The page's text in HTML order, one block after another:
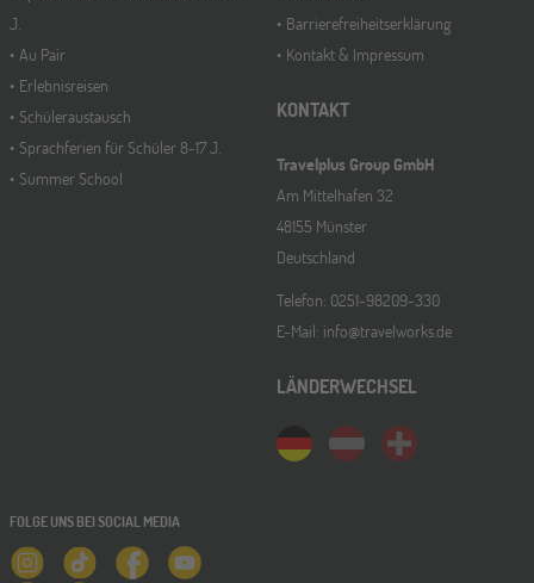
J.
Au Pair
Erlebnisreisen
Schüleraustausch
Sprachferien für Schüler 8-17 J.
Summer School
Barrierefreiheitserklärung
Kontakt & Impressum
KONTAKT
Travelplus Group GmbH
Am Mittelhafen 32
48155 Münster
Deutschland
Telefon: 0251-98209-330
E-Mail: info@travelworks.de
LÄNDERWECHSEL
FOLGE UNS BEI SOCIAL MEDIA